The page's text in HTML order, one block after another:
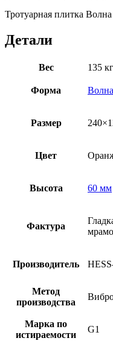
Тротуарная плитка
Детали
Вес 135 кг
Форма Волна
Размер
Цвет
Высота 60 мм
Фактура
Производитель
Метод
производства
Марка по
истираемости
G1